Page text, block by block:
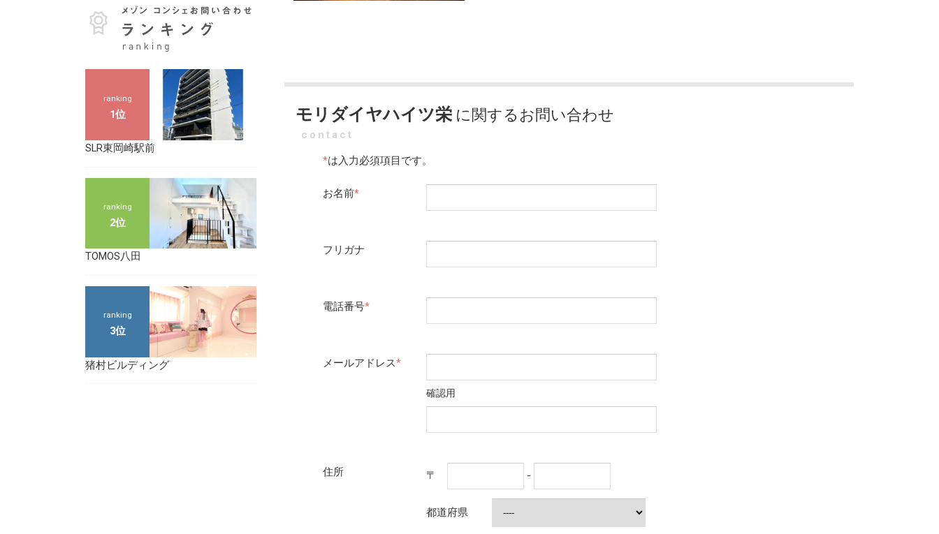
モリダイヤハイツ栄 に関するお問い合わせ
contact
*は入力必須項目です。
お名前*
フリガナ
電話番号*
メールアドレス*
確認用
住所 〒 -
都道府県
ranking
1位
SLR東岡崎駅前
ranking
2位
TOMOS八田
ranking
3位
猪村ビルディング